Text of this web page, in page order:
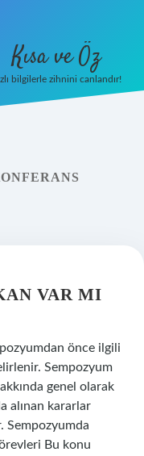
Kısa ve Öz
bilgilerle zihnini canlandır!
VAR MI
önce ilgili
Sempozyum
genel olarak
alınan kararlar
Sempozyumda
Bu konu